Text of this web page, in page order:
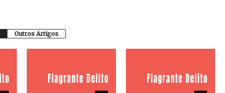
Outros Artigos